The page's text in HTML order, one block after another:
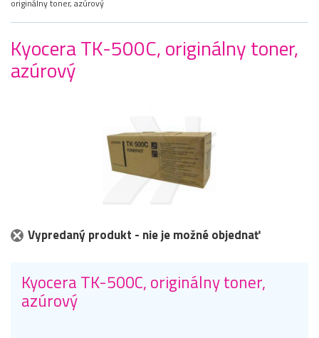
originálny toner, azúrový
Kyocera TK-500C, originálny toner,
azúrový
Vypredaný produkt - nie je možné objednať
Kyocera TK-500C, originálny toner,
azúrový